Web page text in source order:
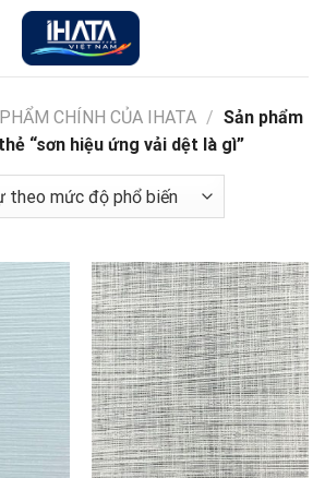
CHÍNH CỦA IHATA / Sản phẩm
“sơn hiệu ứng vải dệt là gì”